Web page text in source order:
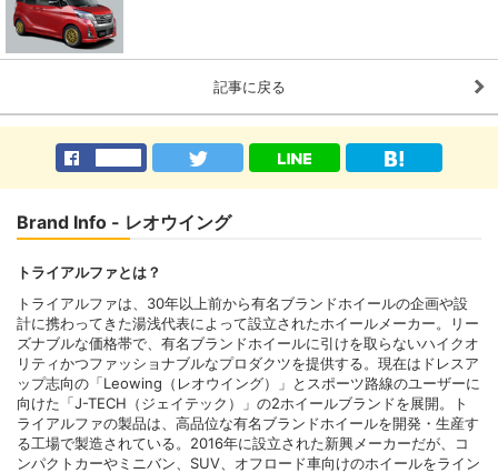
記事に戻る
Brand Info - レオウイング
トライアルファとは？
トライアルファは、30年以上前から有名ブランドホイールの企画や設
計に携わってきた湯浅代表によって設立されたホイールメーカー。リー
ズナブルな価格帯で、有名ブランドホイールに引けを取らないハイクオ
リティかつファッショナブルなプロダクツを提供する。現在はドレスア
ップ志向の「Leowing（レオウイング）」とスポーツ路線のユーザーに
向けた「J-TECH（ジェイテック）」の2ホイールブランドを展開。ト
ライアルファの製品は、高品位な有名ブランドホイールを開発・生産す
る工場で製造されている。2016年に設立された新興メーカーだが、コ
ンパクトカーやミニバン、SUV、オフロード車向けのホイールをライン